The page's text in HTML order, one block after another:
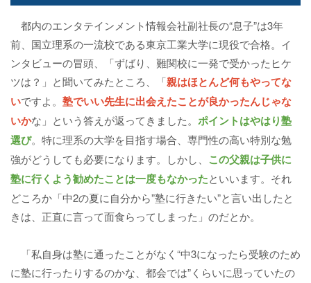
都内のエンタテインメント情報会社副社長の“息子”は3年
前、国立理系の一流校である東京工業大学に現役で合格。イ
ンタビューの冒頭、「ずばり、難関校に一発で受かったヒケ
ツは？」と聞いてみたところ、「親はほとんど何もやってな
いですよ。 塾でいい先生に出会えたことが良かったんじゃな
いかな」という答えが返ってきました。 ポイントはやはり塾
選び。特に理系の大学を目指す場合、専門性の高い特別な勉
強がどうしても必要になります。しかし、 この父親は子供に
塾に行くよう勧めたことは一度もなかったといいます。それ
どころか「中2の夏に自分から”塾に行きたい”と言い出したと
きは、正直に言って面食らってしまった」のだとか。
「私自身は塾に通ったことがなく“中3になったら受験のため
に塾に行ったりするのかな、都会では”くらいに思っていたの